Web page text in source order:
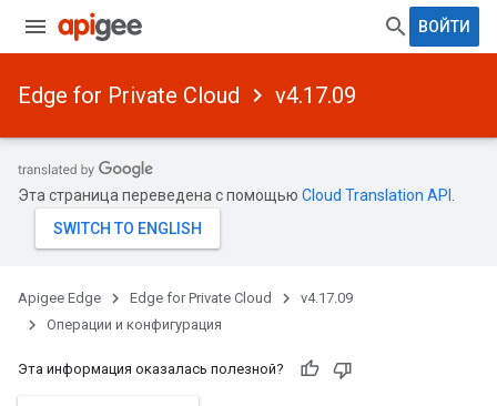
ВОЙТИ
Edge for Private Cloud v4.17.09
Эта страница переведена с помощью Cloud Translation API
Apigee Edge Edge for Private Cloud
v4.17.09
Операции и конфигурация
Эта информация оказалась полезной?